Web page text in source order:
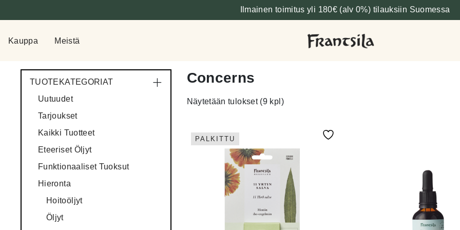
Ilmainen toimitus yli 180€ (alv 0%) tilauksiin Suomessa
Kauppa Meistä
TUOTEKATEGORIAT
Uutuudet
Tarjoukset
Kaikki Tuotteet
Eteeriset Öljyt
Funktionaaliset Tuoksut
Hieronta
Hoitoöljyt
Öljyt
Concerns
Näytetään tulokset (9 kpl)
PALKITTU